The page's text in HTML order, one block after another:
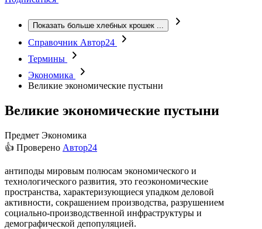
Показать больше хлебных крошек ...
Справочник Автор24
Термины
Экономика
Великие экономические пустыни
Великие экономические пустыни
Предмет Экономика
👍 Проверено Автор24
антиподы мировым полюсам экономического и
технологического развития, это геоэкономические
пространства, характеризующиеся упадком деловой
активности, сокрашением производства, разрушением
социально-производственной инфраструктуры и
демографической депопуляцией.